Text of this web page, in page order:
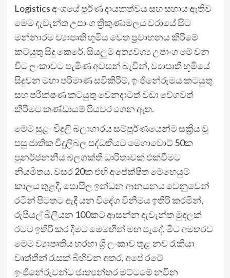
Logistics අංශයේ පූර්ණ දායකත්වය සහ සහාය ඇතිව
මෙම දැවැන්ත උපාංග ත්‍රිකුණාමලය වරායේ සිට
මන්නාරම ව්‍යාපෘති භූමිය වෙත ප්‍රවාහනය කිරීමේ
කටයුතු සිදු කෙරේ. සියලුම අත්‍යවශ්‍ය උපාංග මේ වන
විට ලංකාවට පැමිණ අවසන් බැවින්, ව්‍යාපෘති භූමියේ
සිදුවන මහා පරිමාණ සවිකිරීම්, ඉංජිනේරුමය කටයුතු
සහ පරීක්ෂණ කටයුතු වෙනදාටත් වඩා වේගවත්
කිරීමට කණ්ඩායම් පියවර ගෙන ඇත.
මෙම සුළං විදුලි බලාගාරය සම්පූර්ණයෙන්ම සක්‍රීය වූ
පසු ජාතික විදුලිබල පද්ධතියට මෙගාවොට් 50ක
පුනර්ජනනීය බලශක්ති ධාරිතාවක් එක්වීමට
නියමිතය. වසර 20ක එහි අපේක්ෂිත මෙහෙයුම්
කාලය තුළදී, පොසිල ඉන්ධන ආනයනය වෙනුවෙන්
රටින් පිටතට ඇදී යන විදේශ විනිමය ඉතිරි කරමින්,
රුපියල් බිලියන 100කට ආසන්න දැවැන්ත මුදලක්
රටට ඉතිරි කර දීමට මෙමඟින් මඟ පෑදේ. මීට අමතරව
මෙම ව්‍යාපෘතිය හරහා ශ්‍රී ලංකාව තුළ නව රැකියා
වෘත්තීන් රැසක් බිහිවන අතර, අපේ රටේ
ඉංජිනේරුවන්ට ජාත්‍යන්තර මට්ටමේ නවීන